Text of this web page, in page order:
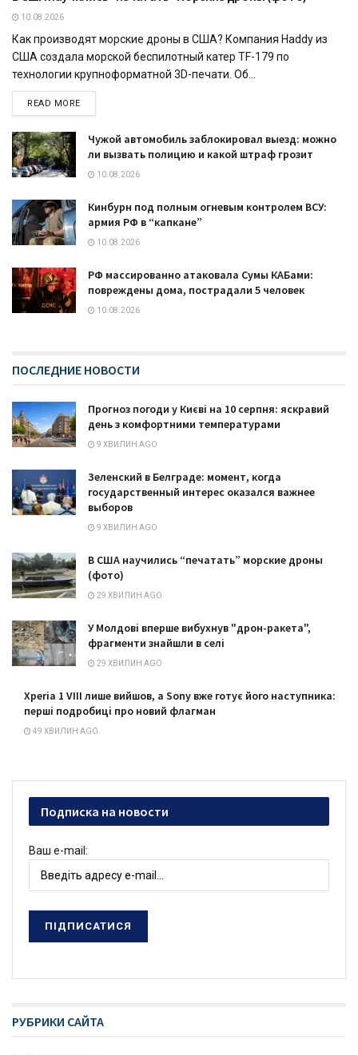
10.08.2026
Как производят морские дроны в США? Компания Haddy из
США создала морской беспилотный катер TF-179 по
технологии крупноформатной 3D-печати. Об...
READ MORE
Чужой автомобиль заблокировал выезд: можно
ли вызвать полицию и какой штраф грозит
10.08.2026
Кинбурн под полным огневым контролем ВСУ:
армия РФ в “капкане”
10.08.2026
РФ массированно атаковала Сумы КАБами:
повреждены дома, пострадали 5 человек
10.08.2026
ПОСЛЕДНИЕ НОВОСТИ
Прогноз погоди у Києві на 10 серпня: яскравий
день з комфортними температурами
9 ХВИЛИН AGO
Зеленский в Белграде: момент, когда
государственный интерес оказался важнее
выборов
9 ХВИЛИН AGO
В США научились “печатать” морские дроны
(фото)
29 ХВИЛИН AGO
У Молдові вперше вибухнув "дрон-ракета",
фрагменти знайшли в селі
29 ХВИЛИН AGO
Xperia 1 VIII лише вийшов, а Sony вже готує його наступника:
перші подробиці про новий флагман
49 ХВИЛИН AGO
Подписка на новости
Ваш e-mail:
РУБРИКИ САЙТА